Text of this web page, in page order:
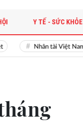
Nhân tài Việt Nam
Y TẾ - SỨC KHỎE